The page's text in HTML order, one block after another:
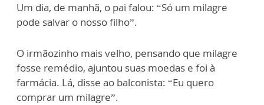
Um dia, de manhã, o pai falou: “Só um milagre
pode salvar o nosso filho”.
O irmãozinho mais velho, pensando que milagre
fosse remédio, ajuntou suas moedas e foi à
farmácia. Lá, disse ao balconista: “Eu quero
comprar um milagre”.